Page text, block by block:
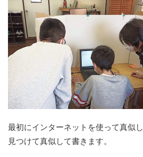
最初にインターネットを使って真似
見つけて真似して書きます。